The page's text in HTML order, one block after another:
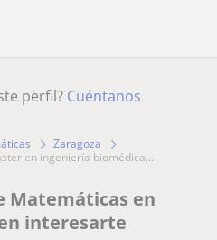
perfil? Cuéntanos
Zaragoza
en ingeniería biomédica...
Matemáticas en
interesarte